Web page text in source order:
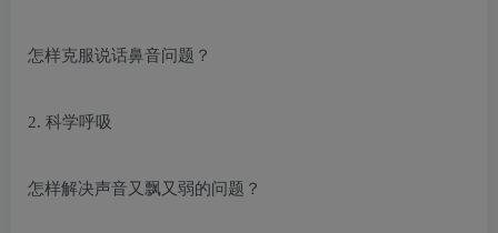
怎样克服说话鼻音问题？
2. 科学呼吸
怎样解决声音又飘又弱的问题？